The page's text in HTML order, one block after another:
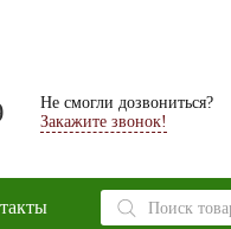
Не смогли дозвониться?
Закажите звонок!
Поиск
товаров